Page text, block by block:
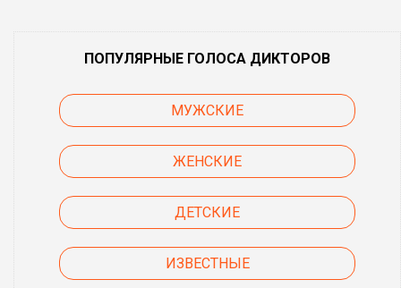
ПОПУЛЯРНЫЕ ГОЛОСА ДИКТОРОВ
МУЖСКИЕ
ЖЕНСКИЕ
ДЕТСКИЕ
ИЗВЕСТНЫЕ